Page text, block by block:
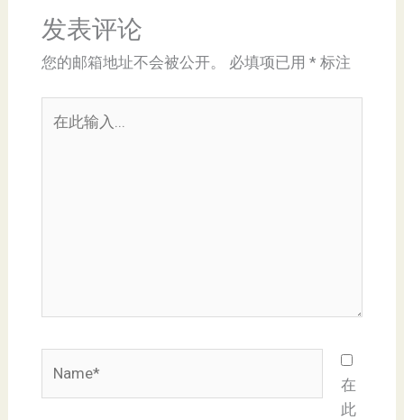
发表评论
您的邮箱地址不会被公开。 必填项已用 * 标注
在
此